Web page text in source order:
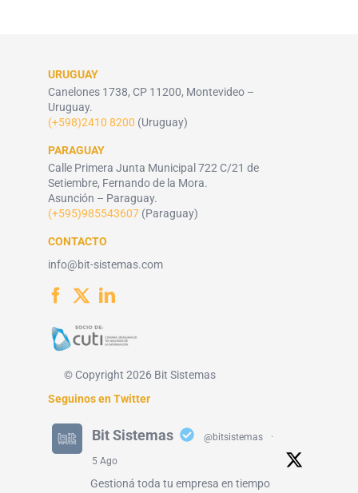
URUGUAY
Canelones 1738, CP 11200, Montevideo –
Uruguay.
(+598)2410 8200 (Uruguay)
PARAGUAY
Calle Primera Junta Municipal 722 C/21 de
Setiembre, Fernando de la Mora.
Asunción – Paraguay.
(+595)985543607 (Paraguay)
CONTACTO
info@bit-sistemas.com
© Copyright 2026 Bit Sistemas
Seguinos en Twitter
Bit Sistemas @bitsistemas ·
5 Ago
Gestioná toda tu empresa en tiempo